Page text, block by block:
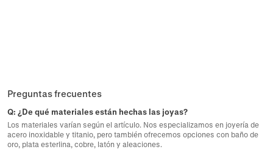
Preguntas frecuentes
Q: ¿De qué materiales están hechas las joyas?
Los materiales varían según el artículo. Nos especializamos en joyería de
acero inoxidable y titanio, pero también ofrecemos opciones con baño de
oro, plata esterlina, cobre, latón y aleaciones.